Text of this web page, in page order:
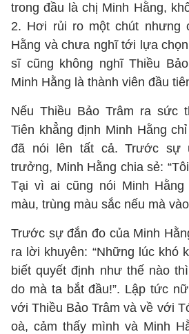
trong đầu là chị Minh Hằng,
2. Hơi rủi ro một chút nhưng
Hằng và chưa nghĩ tới lựa
sĩ cũng không nghĩ Thiều
Minh Hằng là thành viên đầu
Nếu Thiều Bảo Trâm ra sức
Tiên khẳng định Minh Hằng
đã nói lên tất cả. Trước sự
trưởng, Minh Hằng chia sẻ:
Tại vì ai cũng nói Minh
màu, trùng màu sắc nếu mà
Trước sự đắn đo của Minh
ra lời khuyên: “Những lúc khó
biết quyết định như thế nào
do mà ta bắt đầu!”. Lập tức
với Thiều Bảo Trâm và về với
oà, cảm thấy mình và Minh